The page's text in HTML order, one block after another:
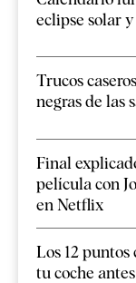
eclipse solar
Trucos
negras de las
Final
película con
en Netflix
Los 12 puntos
tu coche